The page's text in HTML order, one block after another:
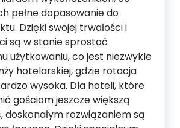
pełne dopasowanie do
Dzięki swojej trwałości i
są w stanie sprostać
użytkowaniu, co jest niezwykle
hotelarskiej, gdzie rotacja
wysoka. Dla hoteli, które
gościom jeszcze większą
doskonałym rozwiązaniem są